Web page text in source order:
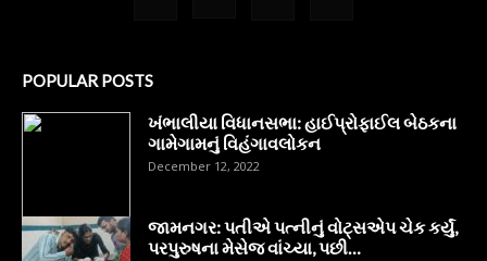
POPULAR POSTS
ખંભાલીયા વિધાનસભા: હાઈપ્રોફાઈલ બેઠકના
ગામેગામનું વિહંગાવલોકન
December 12, 2022
જામનગર: પતીએ પત્નીનું વોટ્સએપ ચેક કર્યું,
પરપુરુષના મેસેજ વાંચ્યા, પછી…